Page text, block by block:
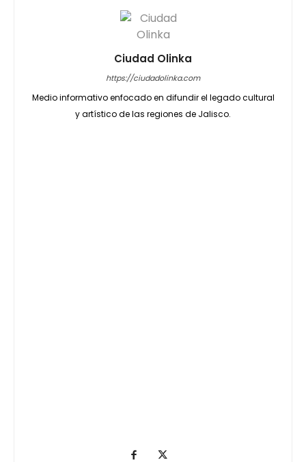
Ciudad Olinka
https://ciudadolinka.com
Medio informativo enfocado en difundir el legado cultural
y artístico de las regiones de Jalisco.